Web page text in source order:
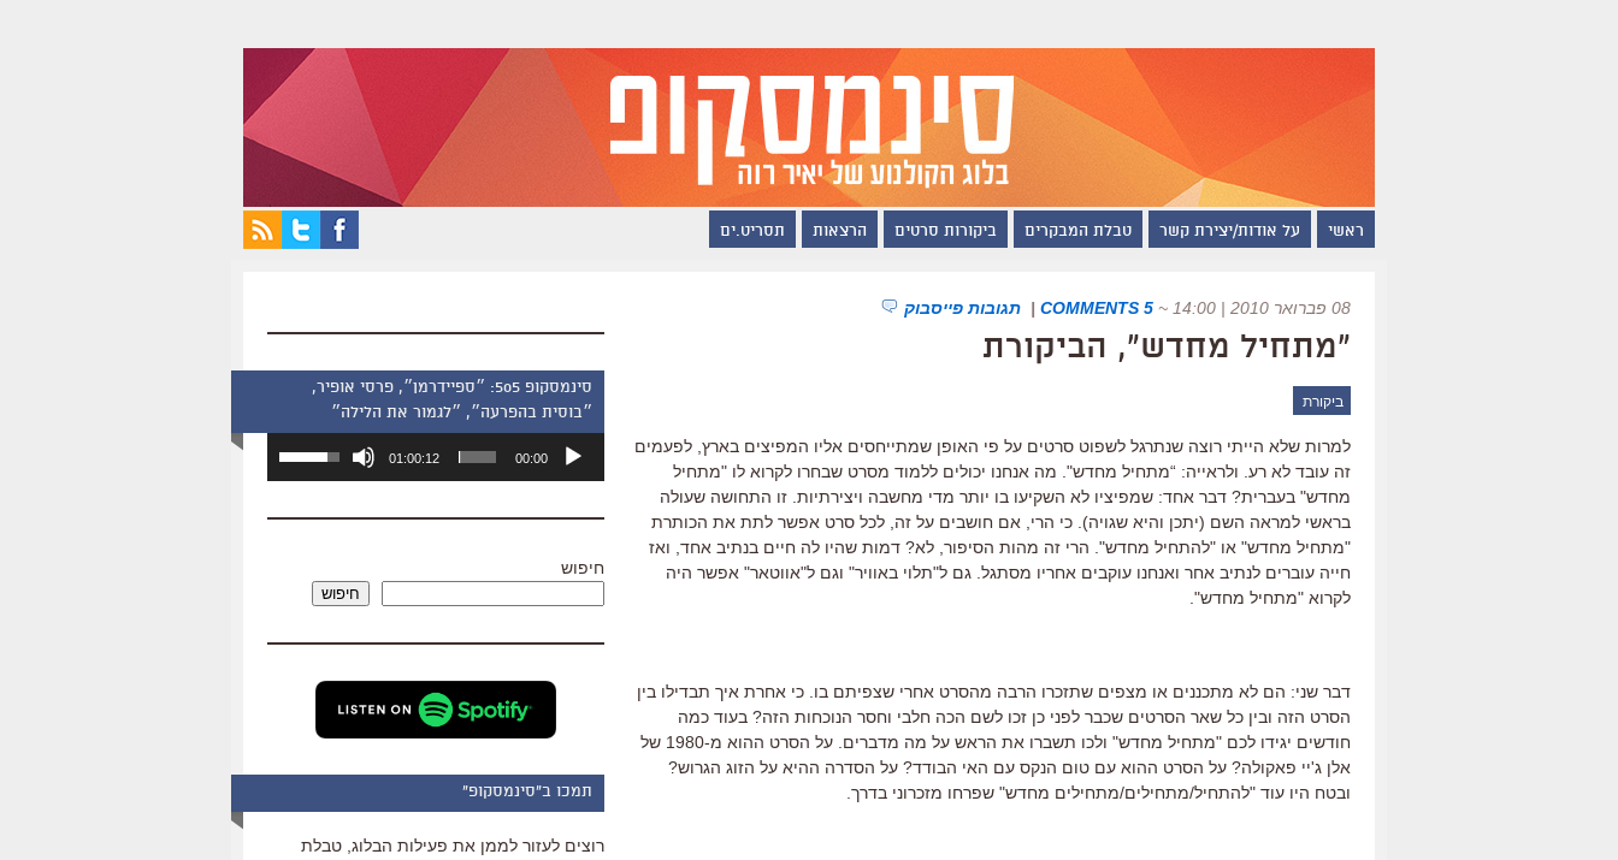
ראשי על אודות/יצירת קשר טבלת המבקרים ביקורות סרטים הרצאות תסריט.ים
08 פברואר 2010 | 14:00 ~
5 COMMENTS
| תגובות פייסבוק
"מתחיל מחדש", הביקורת
ביקורת
למרות שלא הייתי רוצה שנתרגל לשפוט סרטים על פי האופן שמתייחסים אליו המפיצים בארץ, לפעמים
זה עובד לא רע. ולראייה: “מתחיל מחדש". מה אנחנו יכולים ללמוד מסרט שבחרו לקרוא לו "מתחיל
מחדש" בעברית? דבר אחד: שמפיציו לא השקיעו בו יותר מדי מחשבה ויצירתיות. זו התחושה שעולה
בראשי למראה השם (יתכן והיא שגויה). כי הרי, אם חושבים על זה, לכל סרט אפשר לתת את הכותרת
"מתחיל מחדש" או "להתחיל מחדש". הרי זה מהות הסיפור, לא? דמות שהיו לה חיים בנתיב אחד, ואז
חייה עוברים לנתיב אחר ואנחנו עוקבים אחריו מסתגל. גם ל"תלוי באוויר" וגם ל"אווטאר" אפשר היה
לקרוא "מתחיל מחדש".
דבר שני: הם לא מתכננים או מצפים שתזכרו הרבה מהסרט אחרי שצפיתם בו. כי אחרת איך תבדילו בין
הסרט הזה ובין כל שאר הסרטים שכבר לפני כן זכו לשם הכה חלבי וחסר הנוכחות הזה? בעוד כמה
חודשים יגידו לכם "מתחיל מחדש" ולכו תשברו את הראש על מה מדברים. על הסרט ההוא מ-1980 של
אלן ג'יי פאקולה? על הסרט ההוא עם טום הנקס עם האי הבודד? על הסדרה ההיא על הזוג הגרוש?
ובטח היו עוד "להתחיל/מתחילים/מתחילים מחדש" שפרחו מזכרוני בדרך.
סינמסקופ 505: ״ספיידרמן״, פרסי אופיר,
״בוסית בהפרעה״, ״לגמור את הלילה״
אודיו
00:00
01:00:12
השתמש
כדי
שמע.
חיפוש
חיפוש
תמכו ב"סינמסקופ"
רוצים לעזור לממן את פעילות הבלוג, טבלת